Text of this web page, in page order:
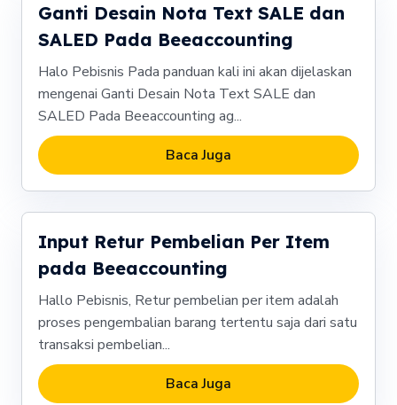
Ganti Desain Nota Text SALE dan
SALED Pada Beeaccounting
Halo Pebisnis Pada panduan kali ini akan dijelaskan
mengenai Ganti Desain Nota Text SALE dan
SALED Pada Beeaccounting ag...
Baca Juga
Input Retur Pembelian Per Item
pada Beeaccounting
Hallo Pebisnis, Retur pembelian per item adalah
proses pengembalian barang tertentu saja dari satu
transaksi pembelian...
Baca Juga